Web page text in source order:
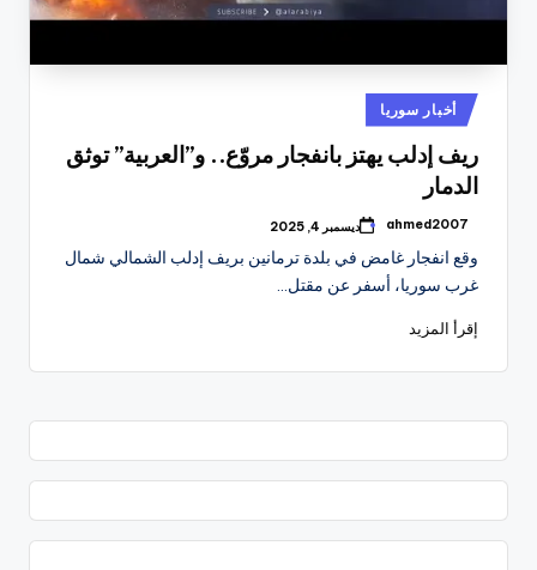
نُشر
في
أخبار سوريا
ريف إدلب يهتز بانفجار مروّع.. و”العربية” توثق
الدمار
تمّ
بواسطة
ahmed2007 ديسمبر 4, 2025
وقع انفجار غامض في بلدة ترمانين بريف إدلب الشمالي شمال
غرب سوريا، أسفر عن مقتل…
إقرأ المزيد